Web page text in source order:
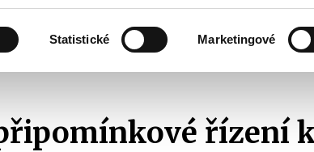
Statistické Marketingové
submenu
submenu
účetnictví
2022 Meziresortní připomínkové řízení k návrhu zákona o
řízení